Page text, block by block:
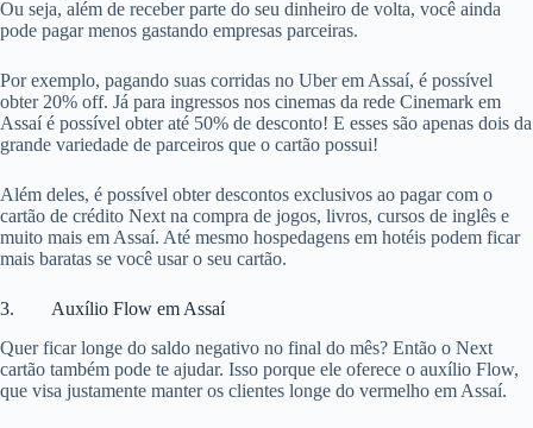
Ou seja, além de receber parte do seu dinheiro de volta, você ainda
pode pagar menos gastando empresas parceiras.
Por exemplo, pagando suas corridas no Uber em Assaí, é possível
obter 20% off. Já para ingressos nos cinemas da rede Cinemark em
Assaí é possível obter até 50% de desconto! E esses são apenas dois da
grande variedade de parceiros que o cartão possui!
Além deles, é possível obter descontos exclusivos ao pagar com o
cartão de crédito Next na compra de jogos, livros, cursos de inglês e
muito mais em Assaí. Até mesmo hospedagens em hotéis podem ficar
mais baratas se você usar o seu cartão.
3. Auxílio Flow em Assaí
Quer ficar longe do saldo negativo no final do mês? Então o Next
cartão também pode te ajudar. Isso porque ele oferece o auxílio Flow,
que visa justamente manter os clientes longe do vermelho em Assaí.